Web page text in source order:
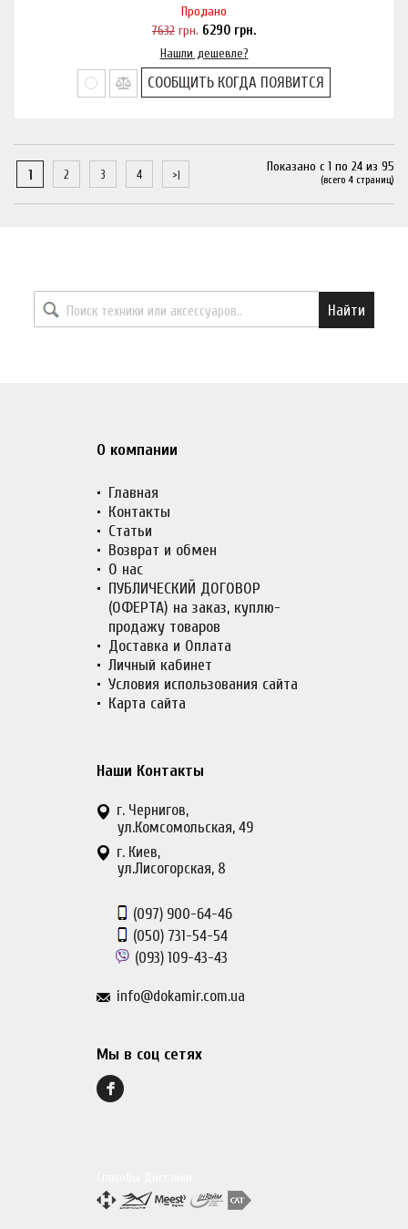
Продано
7632 грн. 6290 грн.
Нашли дешевле?
СООБЩИТЬ КОГДА ПОЯВИТСЯ
1 2 3 4
Показано с 1 по 24 из 95
(всего 4 страниц)
Найти
О компании
Главная
Контакты
Статьи
Возврат и обмен
О нас
ПУБЛИЧЕСКИЙ ДОГОВОР
(ОФЕРТА) на заказ, куплю-
продажу товаров
Доставка и Оплата
Личный кабинет
Условия использования сайта
Карта сайта
Наши Контакты
г. Чернигов,
ул.Комсомольская, 49
г. Киев,
ул.Лисогорская, 8
(097) 900-64-46
(050) 731-54-54
(093) 109-43-43
info@dokamir.com.ua
Мы в соц сетях